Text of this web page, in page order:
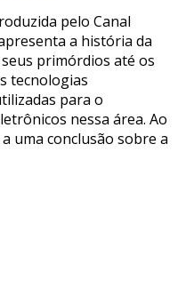
pelo Canal
a história da
primórdios até os
tecnologias
para o
nessa área. Ao
uma conclusão sobre a